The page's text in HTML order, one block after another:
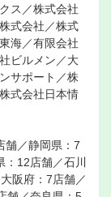
ス／株式会社
式会社／株式
海／有限会社
ビルメン／大
サポート／株
式会社日本情
舗／静岡県：7
12店舗／石川
阪府：7店舗／